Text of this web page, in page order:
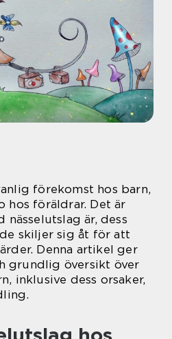
förekomst hos barn,
hos föräldrar. Det är
är, dess
skiljer sig åt för att
Denna artikel ger
grundlig översikt över
inklusive dess orsaker,